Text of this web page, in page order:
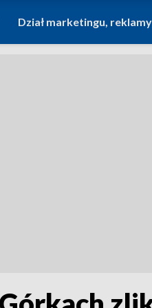
Dział marketingu,